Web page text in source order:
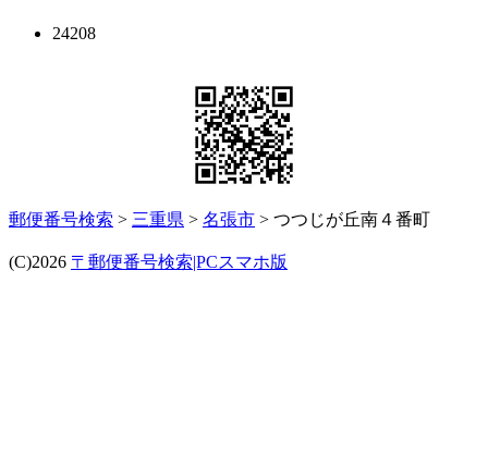
24208
郵便番号検索 > 三重県 > 名張市 > つつじが丘南４番町
(C)2026 〒郵便番号検索|PCスマホ版